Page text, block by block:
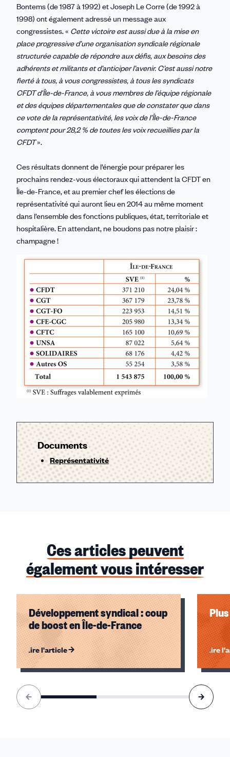
Bontems (de 1987 à 1992) et Joseph Le Corre (de 1992 à
1998) ont également adressé un message aux
congressistes. « Cette victoire est aussi due à la mise en
place progressive d’une organisation syndicale régionale
structurée capable de répondre aux défis, aux besoins des
adhérents et militants et d’anticiper l’avenir. C’est aussi notre
fierté à tous, à vous congressistes, à tous les syndicats
CFDT d’Île-de-France, à vous membres de l’équipe régionale
et des équipes départementales que de constater que dans
ce vote de la représentativité, les voix de l’Île-de-France
comptent pour 28,2 % de toutes les voix recueillies par la
CFDT».
Ces résultats donnent de l’énergie pour préparer les
prochains rendez-vous électoraux qui attendent la CFDT en
Île-de-France, et au premier chef les élections de
représentativité qui auront lieu en 2014 au même moment
dans l’ensemble des fonctions publiques, état, territoriale et
hospitalière. En attendant, ne boudons pas notre plaisir :
champagne !
Documents
Représentativité
Ces articles peuvent
également vous intéresser
Développement syndical : coup
de boost en Île-de-France
Lire l'article Lire